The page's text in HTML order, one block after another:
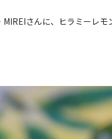
さんに、ヒラミーレモ